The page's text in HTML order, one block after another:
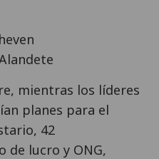
mientras los líderes
planes para el
42
de lucro y ONG,